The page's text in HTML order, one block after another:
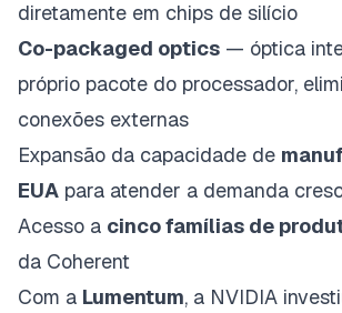
diretamente em chips de silício
Co-packaged optics — óptica
próprio pacote do processador,
conexões externas
Expansão da capacidade de
EUA para atender a demanda
Acesso a cinco famílias de
da Coherent
Com a Lumentum, a NVIDIA